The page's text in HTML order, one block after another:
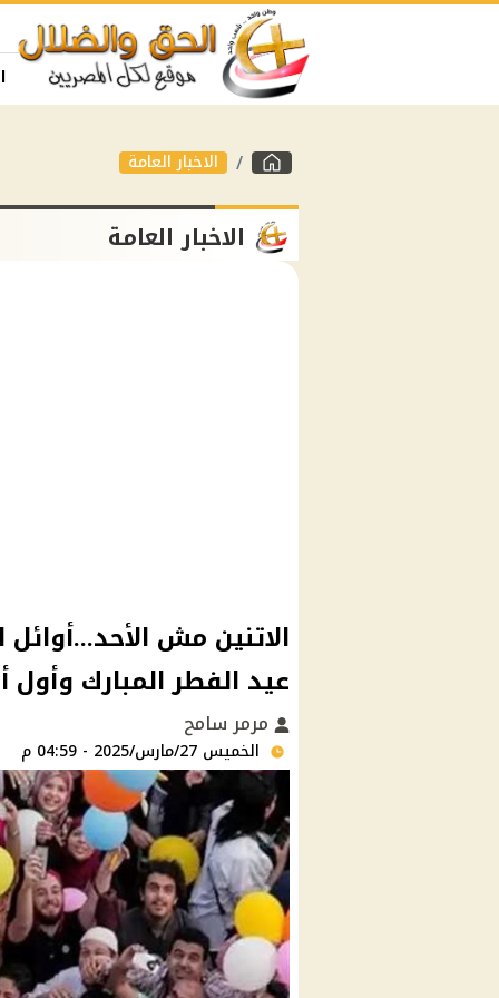
الاخبار العامة
الاخبار العامة
الاتنين مش
عيد الفطر المبارك
مرمر سامح
الخميس 27/مارس/2025 - 04:59 م